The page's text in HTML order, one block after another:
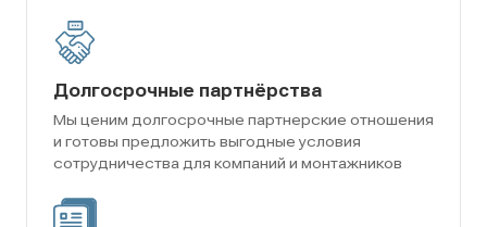
Долгосрочные партнёрства
Мы ценим долгосрочные партнерские отношения
и готовы предложить выгодные условия
сотрудничества для компаний и монтажников